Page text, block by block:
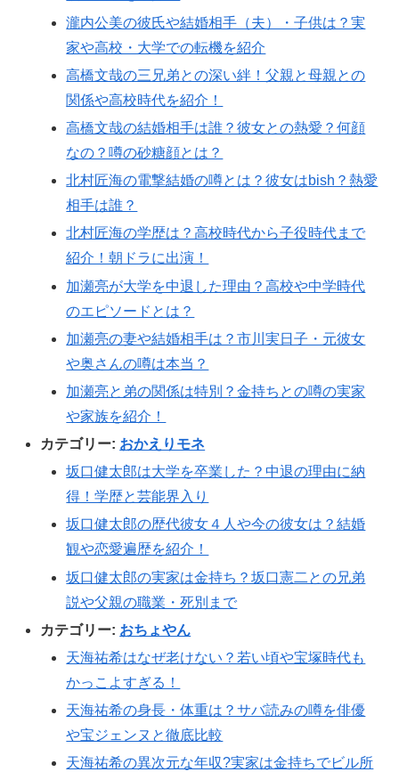
瀧内公美の彼氏や結婚相手（夫）・子供は？実
家や高校・大学での転機を紹介
高橋文哉の三兄弟との深い絆！父親と母親との
関係や高校時代を紹介！
高橋文哉の結婚相手は誰？彼女との熱愛？何顔
なの？噂の砂糖顔とは？
北村匠海の電撃結婚の噂とは？彼女はbish？熱愛
相手は誰？
北村匠海の学歴は？高校時代から子役時代まで
紹介！朝ドラに出演！
加瀬亮が大学を中退した理由？高校や中学時代
のエピソードとは？
加瀬亮の妻や結婚相手は？市川実日子・元彼女
や奥さんの噂は本当？
加瀬亮と弟の関係は特別？金持ちとの噂の実家
や家族を紹介！
カテゴリー: おかえりモネ
坂口健太郎は大学を卒業した？中退の理由に納
得！学歴と芸能界入り
坂口健太郎の歴代彼女４人や今の彼女は？結婚
観や恋愛遍歴を紹介！
坂口健太郎の実家は金持ち？坂口憲二との兄弟
説や父親の職業・死別まで
カテゴリー: おちょやん
天海祐希はなぜ老けない？若い頃や宝塚時代も
かっこよすぎる！
天海祐希の身長・体重は？サバ読みの噂を俳優
や宝ジェンヌと徹底比較
天海祐希の異次元な年収?実家は金持ちでビル所